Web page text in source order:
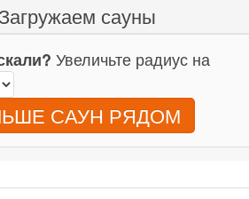
Загружаем сауны
Увеличьте радиус на
САУН РЯДОМ